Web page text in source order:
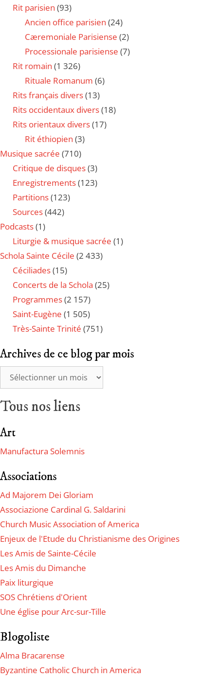
Rit parisien (93)
Ancien office parisien (24)
Cæremoniale Parisiense (2)
Processionale parisiense (7)
Rit romain (1 326)
Rituale Romanum (6)
Rits français divers(13)
Rits occidentaux divers(18)
Rits orientaux divers(17)
Rit éthiopien (3)
Musique sacrée (710)
Critique de disques(3)
Enregistrements(123)
Partitions(123)
Sources(442)
Podcasts(1)
Liturgie & musique sacrée (1)
Schola Sainte Cécile (2 433)
Céciliades(15)
Concerts de la Schola (25)
Programmes(2 157)
Saint-Eugène (1 505)
Très-Sainte Trinité (751)
Archives de ce blog par mois
Tous nos liens
Art
Manufactura Solemnis
Associations
Ad Majorem Dei Gloriam
Associazione Cardinal G. Saldarini
Church Music Association of America
Enjeux de l'Etude du Christianisme des Origines
Les Amis de Sainte-Cécile
Les Amis du Dimanche
Paix liturgique
SOS Chrétiens d'Orient
Une église pour Arc-sur-Tille
Blogoliste
Alma Bracarense
Byzantine Catholic Church in America